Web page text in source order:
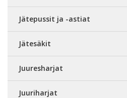
Jätepussit ja -astiat
Jätesäkit
Juuresharjat
Juuriharjat